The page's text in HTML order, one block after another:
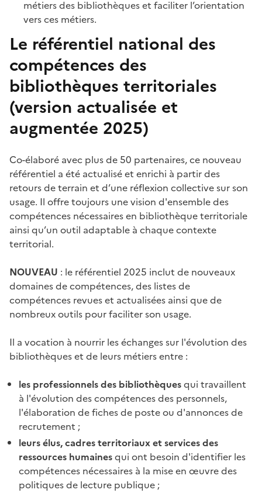
métiers des bibliothèques et faciliter l’orientation
vers ces métiers.
Le référentiel national des
compétences des
bibliothèques territoriales
(version actualisée et
augmentée 2025)
Co-élaboré avec plus de 50 partenaires, ce nouveau
référentiel a été actualisé et enrichi à partir des
retours de terrain et d’une réflexion collective sur son
usage. Il offre toujours une vision d'ensemble des
compétences nécessaires en bibliothèque territoriale
ainsi qu’un outil adaptable à chaque contexte
territorial.
NOUVEAU : le référentiel 2025 inclut de nouveaux
domaines de compétences, des listes de
compétences revues et actualisées ainsi que de
nombreux outils pour faciliter son usage.
Il a vocation à nourrir les échanges sur l'évolution des
bibliothèques et de leurs métiers entre :
les professionnels des bibliothèquesqui travaillent
à l'évolution des compétences des personnels,
l'élaboration de fiches de poste ou d'annonces de
recrutement ;
leurs élus, cadres territoriaux et services des
ressources humainesqui ont besoin d'identifier les
compétences nécessaires à la mise en œuvre des
politiques de lecture publique ;